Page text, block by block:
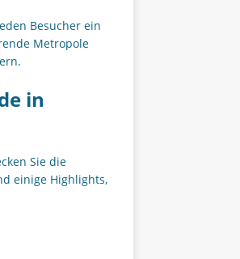
Besucher ein
Metropole
in
Sie die
einige Highlights,